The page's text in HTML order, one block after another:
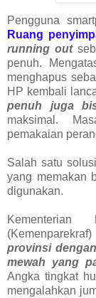
Pengguna
Ruang
running out
penuh.
menghapus
HP kembali
penuh juga
maksimal.
pemakaian
Salah satu
yang memakan
digunakan.
provinsi
mewah yang
Angka tingkat
mengalahkan